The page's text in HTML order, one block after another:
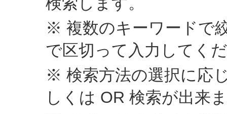
※ 複数のキーワードで
で区切って入力してく
※ 検索方法の選択に応
しくは OR 検索が出来